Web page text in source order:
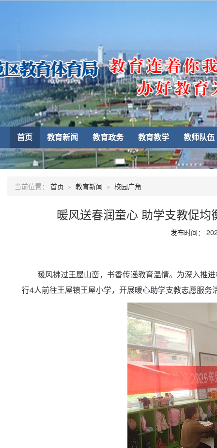
首页 教育新闻 教育政务 教育教学 教师队伍
当前位置： 首页 » 教育新闻 » 校园广角
暖风送春润童心 助学支教促
发布时间：
暖风拂过王屋山峦，书香传递教育温情。为深入推
行4人前往王屋镇王屋小学，开展暖心助学支教志愿服